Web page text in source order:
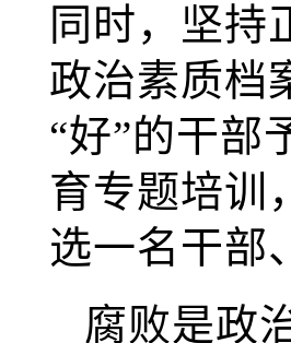
同时，坚持
政治素质档
“好”的干部
育专题培训
选一名干部
腐败是政